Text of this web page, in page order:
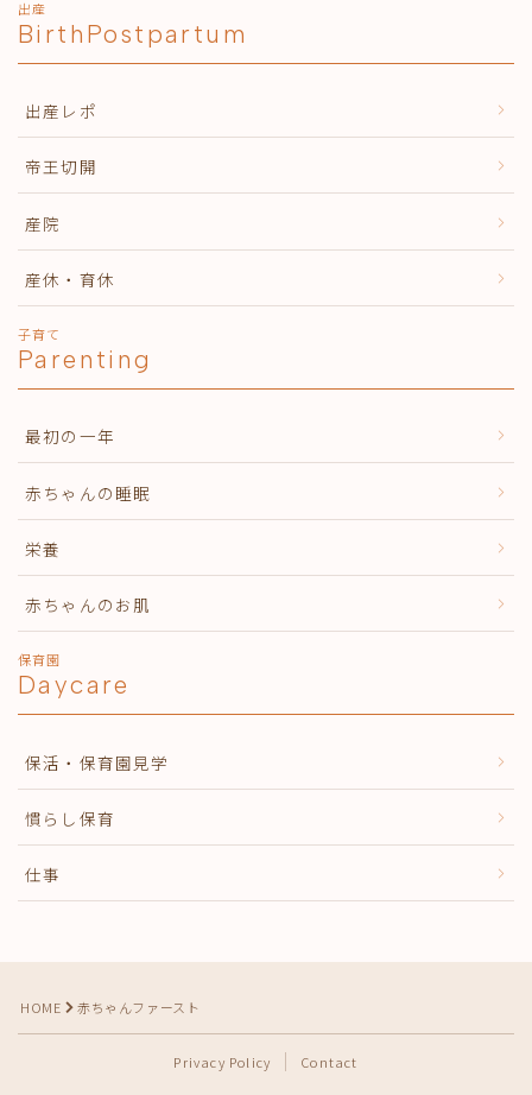
出産
BirthPostpartum
出産レポ
帝王切開
産院
産休・育休
子育て
Parenting
最初の一年
赤ちゃんの睡眠
栄養
赤ちゃんのお肌
保育園
Daycare
保活・保育園見学
慣らし保育
仕事
HOME 赤ちゃんファースト
Privacy Policy Contact